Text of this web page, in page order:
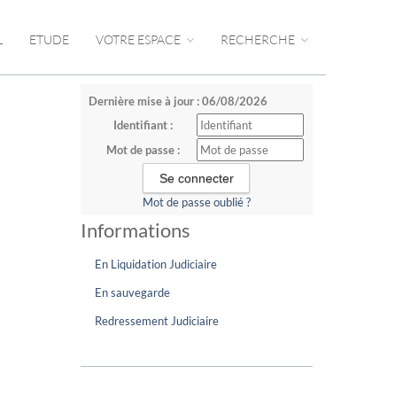
ETUDE VOTRE ESPACE RECHERCHE
Dernière mise à jour : 06/08/2026
Identifiant :
Mot de passe :
Mot de passe oublié ?
Informations
En Liquidation Judiciaire
En sauvegarde
Redressement Judiciaire